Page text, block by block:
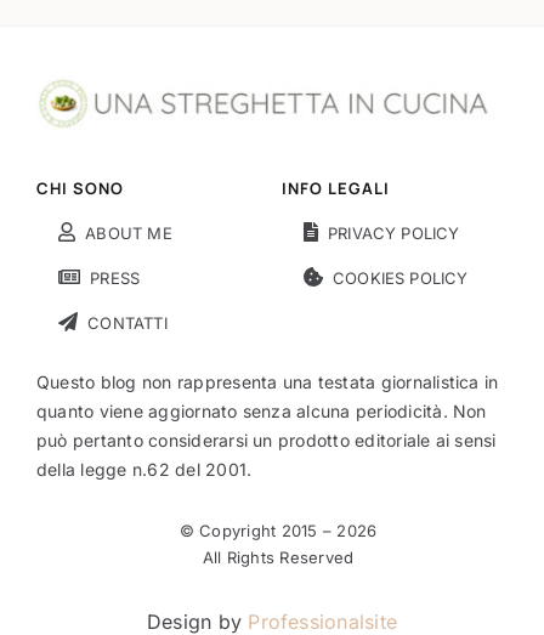
CHI SONO
ABOUT ME
PRESS
CONTATTI
INFO LEGALI
PRIVACY POLICY
COOKIES POLICY
Questo blog non rappresenta una testata giornalistica in
quanto viene aggiornato senza alcuna periodicità. Non
può pertanto considerarsi un prodotto editoriale ai sensi
della legge n.62 del 2001.
© Copyright 2015 – 2026
All Rights Reserved
Design by Professionalsite